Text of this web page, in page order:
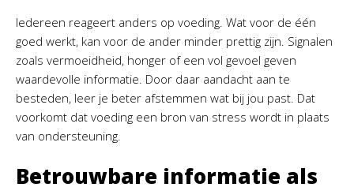
Iedereen reageert anders op voeding. Wat voor de één
goed werkt, kan voor de ander minder prettig zijn. Signalen
zoals vermoeidheid, honger of een vol gevoel geven
waardevolle informatie. Door daar aandacht aan te
besteden, leer je beter afstemmen wat bij jou past. Dat
voorkomt dat voeding een bron van stress wordt in plaats
van ondersteuning.
Betrouwbare informatie als